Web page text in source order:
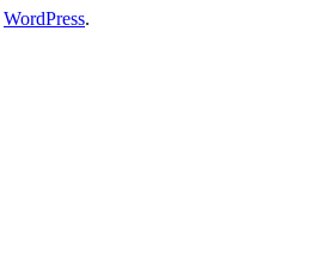
WordPress.